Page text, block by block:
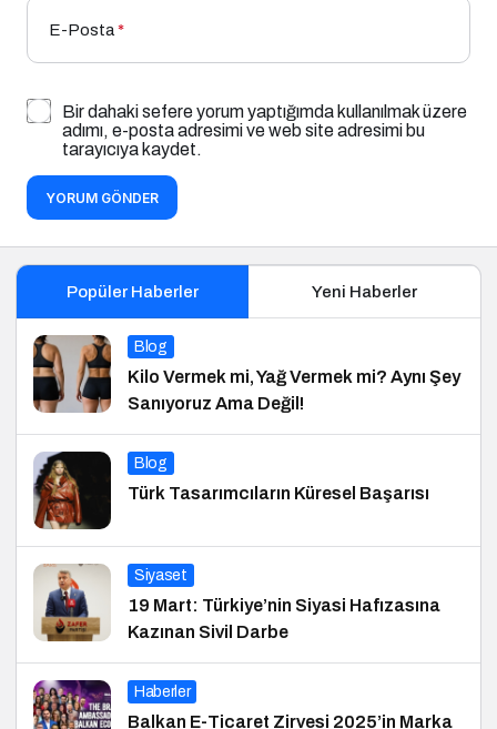
E-Posta*
Bir dahaki sefere yorum yaptığımda kullanılmak üzere
adımı, e-posta adresimi ve web site adresimi bu
tarayıcıya kaydet.
YORUM GÖNDER
Popüler Haberler Yeni Haberler
Blog
Kilo Vermek mi, Yağ Vermek mi? Aynı Şey
Sanıyoruz Ama Değil!
Blog
Türk Tasarımcıların Küresel Başarısı
Siyaset
19 Mart: Türkiye’nin Siyasi Hafızasına
Kazınan Sivil Darbe
Haberler
Balkan E-Ticaret Zirvesi 2025’in Marka